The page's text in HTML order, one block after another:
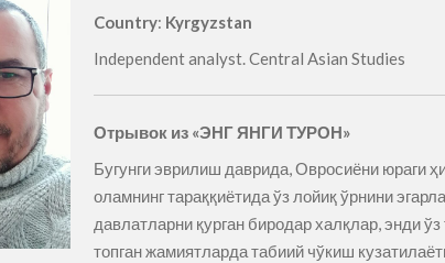
Country: Kyrgyzstan
Independent analyst. Central Asian Studies
Отрывок из «ЭНГ ЯНГИ ТУРОН»
Бугунги эврилиш даврида, Овросиёни юраги
оламнинг тараққиётида ўз лойиқ ўрнини
давлатларни қурган биродар халқлар, энди
топган жамиятларда табиий чўкиш